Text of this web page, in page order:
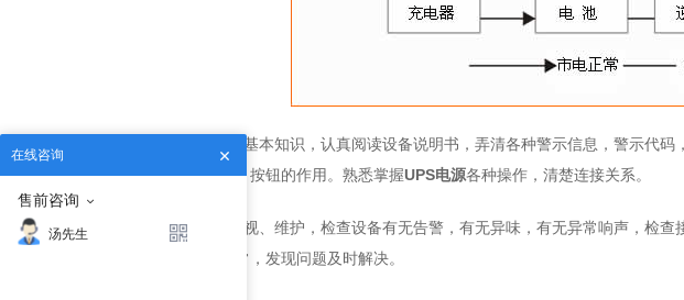
基本知识，认真阅读设备说明书，弄清各种警示信息，警示代码
熟悉设备上各种开关，按钮的作用。熟悉掌握UPS电源各种操作，清楚连接关系。
2、加强日常的巡视、维护，检查设备有无告警，有无异味，有无异常响声，检
设备各种指示是否正常，发现问题及时解决。
在线咨询
售前咨询
汤先生